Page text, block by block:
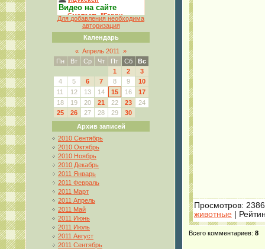
Для добавления необходима
авторизация
Календарь
« Апрель 2011
»
Пн
Вт Ср Чт Пт Сб
Вс
1
2
3
4
5 6 7 8 9
10
11
12 13 14 15 16
17
18
19 20 21 22 23
24
25
26 27 28 29
30
Архив записей
2010 Сентябрь
2010 Октябрь
2010 Ноябрь
2010 Декабрь
2011 Январь
2011 Февраль
2011 Март
2011 Апрель
2011 Май
2011 Июнь
2011 Июль
2011 Август
2011 Сентябрь
Просмотров:
животные |
Всего комментариев: 8